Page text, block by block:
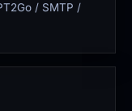
/ SMTP /